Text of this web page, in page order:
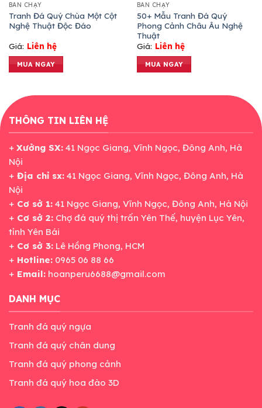
BÁN CHẠY
Tranh Đá Quý Chùa Một Cột
Nghệ Thuật Độc Đáo
Giá: Liên hệ
MUA NGAY
BÁN CHẠY
50+ Mẫu Tranh Đá Quý
Phong Cảnh Châu Âu Nghệ
Thuật
Giá: Liên hệ
MUA NGAY
THÔNG TIN LIÊN HỆ
+ Xưởng SX: 41 Ngọc Giang, Vĩnh Ngọc, Đông Anh, Hà
Nội
+ Địa chỉ sx: 41 Ngọc Giang, Vĩnh Ngọc, Đông Anh, Hà
Nội
+ Cơ sở 1: 41 Ngọc Giang, Vĩnh Ngọc, Đông Anh, Hà Nội
+ Cơ sở 2: Chợ đá quý thị trấn Yên Thế, huyện Lục Yên,
tỉnh Yên Bái
+ Cơ sở 3: Lê Hồng Phong, HCM
+ Hotline: 0965 06 88 66
+ Email: hoanperu6688@gmail.com
DANH MỤC
Tranh đá quý ngựa
Tranh đá quý chân dung
Tranh đá quý phong cảnh
Tranh đá quý hoa đào 3D